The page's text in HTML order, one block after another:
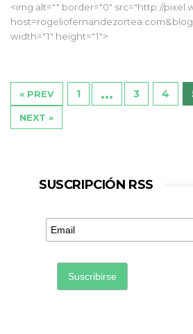
<img alt="" border="0" src="http://
width="1" height="1">
« PREV 1 … 3 4
NEXT »
SUSCRIPCIÓN RSS